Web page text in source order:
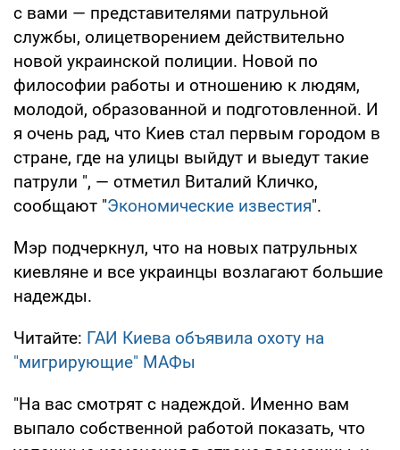
с вами — представителями патрульной
службы, олицетворением действительно
новой украинской полиции. Новой по
философии работы и отношению к людям,
молодой, образованной и подготовленной. И
я очень рад, что Киев стал первым городом в
стране, где на улицы выйдут и выедут такие
патрули ", — отметил Виталий Кличко,
сообщают "Экономические известия".
Мэр подчеркнул, что на новых патрульных
киевляне и все украинцы возлагают большие
надежды.
Читайте: ГАИ Киева объявила охоту на
"мигрирующие" МАФы
"На вас смотрят с надеждой. Именно вам
выпало собственной работой показать, что